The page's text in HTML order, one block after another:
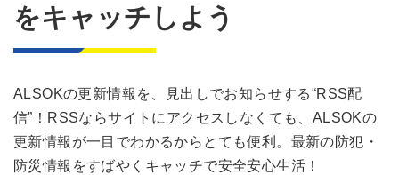
をキャッチしよう
ALSOKの更新情報を、見出しでお知らせする“RSS配
信”！RSSならサイトにアクセスしなくても、ALSOKの
更新情報が一目でわかるからとても便利。最新の防犯・
防災情報をすばやくキャッチで安全安心生活！